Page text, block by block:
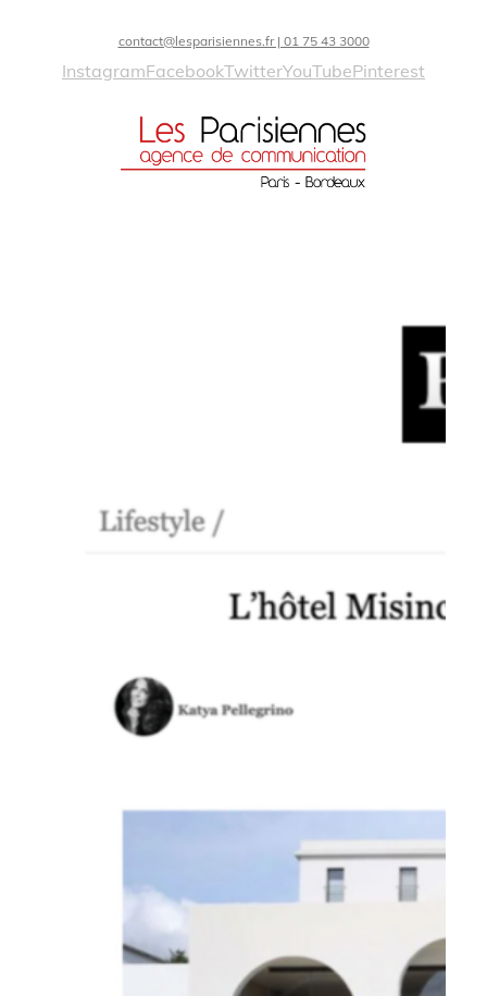
contact@lesparisiennes.fr | 01 75 43 3000
InstagramFacebookTwitterYouTubePinterest